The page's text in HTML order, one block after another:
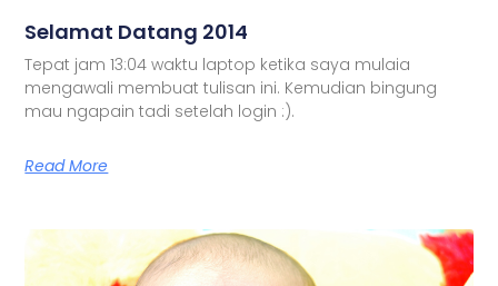
Selamat Datang 2014
Tepat jam 13:04 waktu laptop ketika saya mulaia
mengawali membuat tulisan ini. Kemudian bingung
mau ngapain tadi setelah login :).
Read More